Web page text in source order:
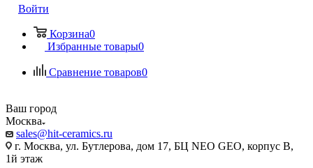
Войти
Корзина0
Избранные товары0
Сравнение товаров0
Ваш город
Москва
sales@hit-ceramics.ru
г. Москва, ул. Бутлерова, дом 17, БЦ NEO GEO, корпус В,
1й этаж